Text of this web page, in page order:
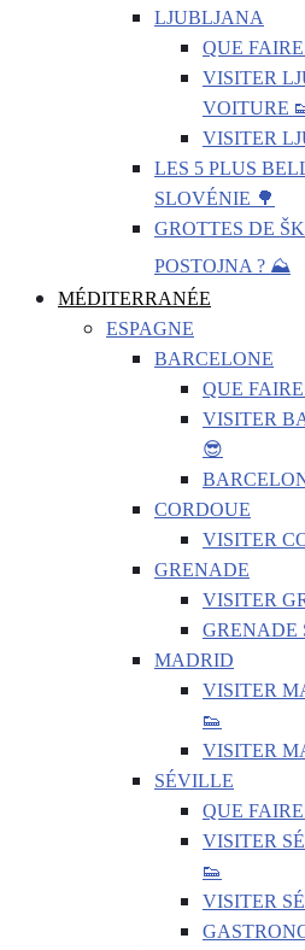
LJUBLJANA
QUE
VISITER
VOITURE
VISITER
LES 5 PLUS
SLOVÉNIE 🌳
GROTTES DE
POSTOJNA ? ⛰️
MÉDITERRANÉE
ESPAGNE
BARCELONE
QUE
VISITER
😎
CORDOUE
VISITER
GRENADE
VISITER
GRENADE
MADRID
VISITER
👟
VISITER
SÉVILLE
QUE
VISITER
👟
VISITER